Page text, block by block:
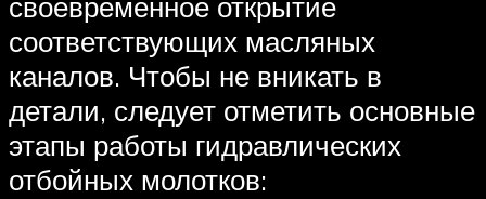
своевременное открытие
соответствующих масляных
каналов. Чтобы не вникать в
детали, следует отметить основные
этапы работы гидравлических
отбойных молотков: